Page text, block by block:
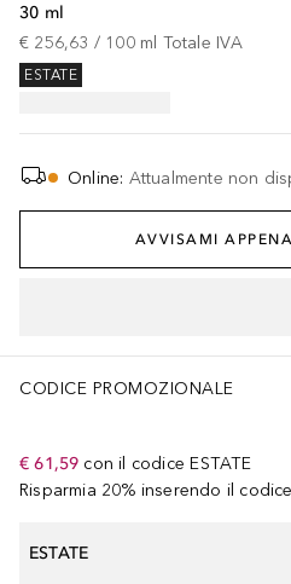
30 ml
€ 256,63 / 100 ml Totale IVA
ESTATE
Online: Attualmente non
AVVISAMI
CODICE PROMOZIONALE
€ 61,59 con il codice ESTATE
Risparmia 20% inserendo il
ESTATE